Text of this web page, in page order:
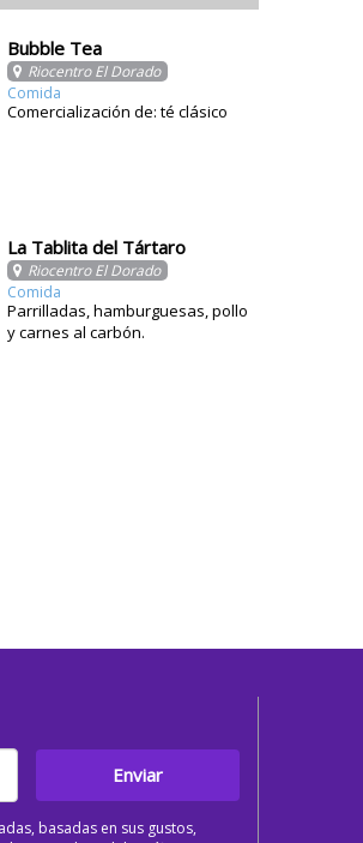
Bubble Tea
Riocentro El Dorado
Comida
Comercialización de: té clásico
La Tablita del Tártaro
Riocentro El Dorado
Comida
Parrilladas, hamburguesas, pollo
y carnes al carbón.
Enviar
basadas en sus gustos,